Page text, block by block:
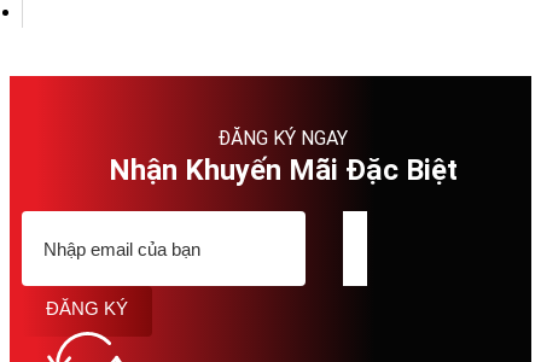
ĐĂNG KÝ NGAY
Nhận Khuyến Mãi Đặc Biệt
ĐĂNG KÝ